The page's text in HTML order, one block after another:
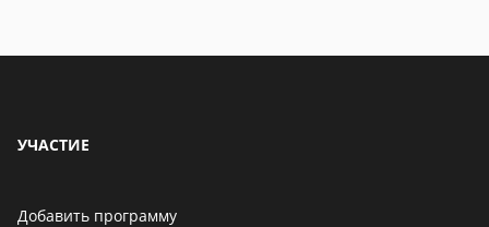
УЧАСТИЕ
Добавить программу